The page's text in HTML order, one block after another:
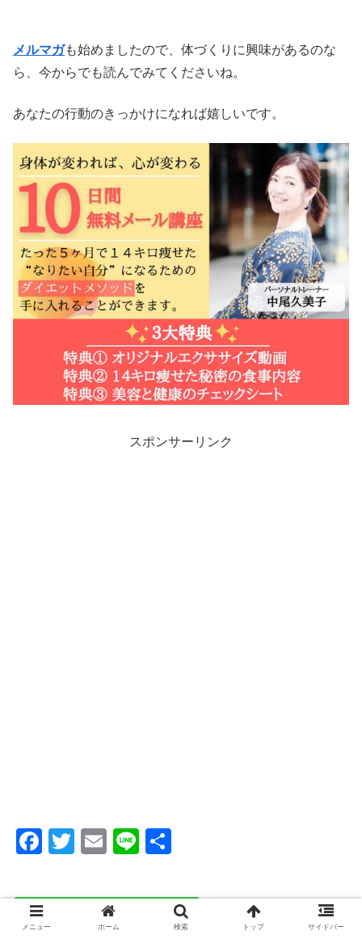
メルマガも始めましたので、体づくりに興味があるのな
ら、今からでも読んでみてくださいね。
あなたの行動のきっかけになれば嬉しいです。
スポンサーリンク
F
c
e
T
tt
E
ail
Li
e
メニュー ホーム 検索 トップ サイドバー